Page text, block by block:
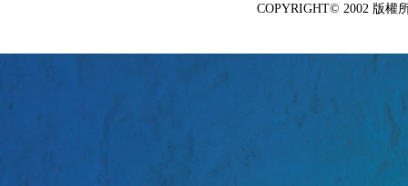
COPYRIGHT© 2002 版權